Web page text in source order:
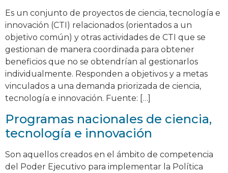
Es un conjunto de proyectos de ciencia, tecnología e
innovación (CTI) relacionados (orientados a un
objetivo común) y otras actividades de CTI que se
gestionan de manera coordinada para obtener
beneficios que no se obtendrían al gestionarlos
individualmente. Responden a objetivos y a metas
vinculados a una demanda priorizada de ciencia,
tecnología e innovación. Fuente: […]
Programas nacionales de ciencia,
tecnología e innovación
Son aquellos creados en el ámbito de competencia
del Poder Ejecutivo para implementar la Política